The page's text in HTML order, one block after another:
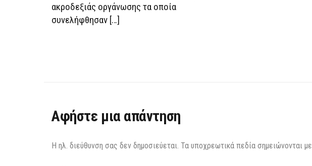
ακροδεξιάς οργάνωσης τα οποία
συνελήφθησαν […]
Αφήστε μια απάντηση
Η ηλ. διεύθυνση σας δεν δημοσιεύεται. Τα υποχρεωτικά πεδία σημειώνονται με